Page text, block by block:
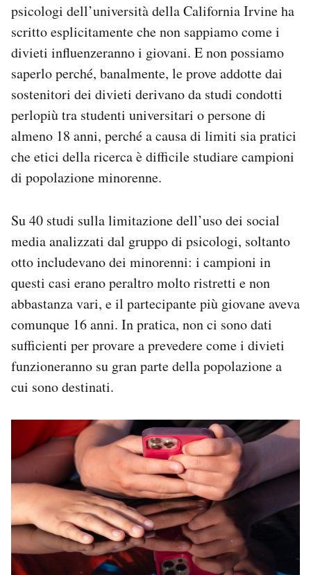
psicologi dell’università della California Irvine ha
scritto esplicitamente che non sappiamo come i
divieti influenzeranno i giovani. E non possiamo
saperlo perché, banalmente, le prove addotte dai
sostenitori dei divieti derivano da studi condotti
perlopiù tra studenti universitari o persone di
almeno 18 anni, perché a causa di limiti sia pratici
che etici della ricerca è difficile studiare campioni
di popolazione minorenne.
Su 40 studi sulla limitazione dell’uso dei social
media analizzati dal gruppo di psicologi, soltanto
otto includevano dei minorenni: i campioni in
questi casi erano peraltro molto ristretti e non
abbastanza vari, e il partecipante più giovane aveva
comunque 16 anni. In pratica, non ci sono dati
sufficienti per provare a prevedere come i divieti
funzioneranno su gran parte della popolazione a
cui sono destinati.